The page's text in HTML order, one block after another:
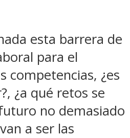
esta barrera de
para el
competencias, ¿es
¿a qué retos se
no demasiado
a ser las